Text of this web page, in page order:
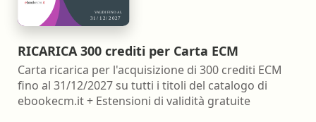
RICARICA 300 crediti per Carta ECM
Carta ricarica per l'acquisizione di 300 crediti ECM
fino al 31/12/2027 su tutti i titoli del catalogo di
ebookecm.it + Estensioni di validità gratuite